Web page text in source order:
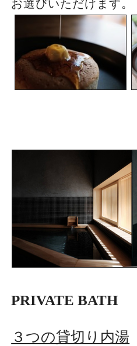
お選びいただけます。
PRIVATE BATH
３つの貸切り内湯